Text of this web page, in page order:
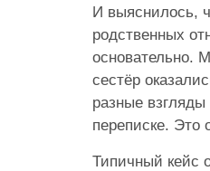
И выяснилось,
родственных
основательно.
сестёр
разные
переписке. Это
Типичный кейс